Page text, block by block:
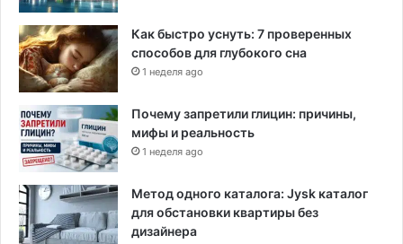
Как быстро уснуть: 7 проверенных
способов для глубокого сна
1 неделя ago
Почему запретили глицин: причины,
мифы и реальность
1 неделя ago
Метод одного каталога: Jysk каталог
для обстановки квартиры без
дизайнера